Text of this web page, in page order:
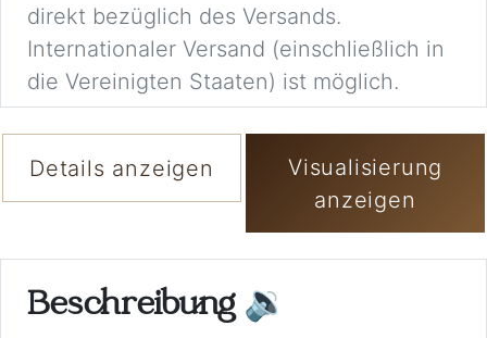
direkt bezüglich des Versands.
Internationaler Versand (einschließlich in
die Vereinigten Staaten) ist möglich.
Details anzeigen
Visualisierung
anzeigen
Beschreibung 🔉